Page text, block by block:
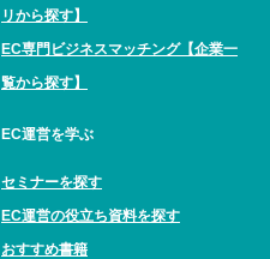
リから探す】
EC専門ビジネスマッチング【企業一
覧から探す】
EC運営を学ぶ
セミナーを探す
EC運営の役立ち資料を探す
おすすめ書籍